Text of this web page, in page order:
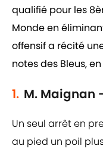
qualifié pour les
Monde en
offensif a récité
notes des Bleus,
1. M. Maignan
Un seul arrêt en
au pied un poil